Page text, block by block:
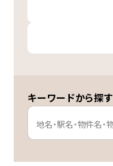
キーワードから探す